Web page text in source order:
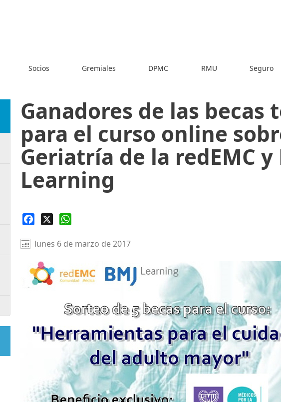
Socios Gremiales DPMC RMU Seguro
Ganadores de las becas
para el curso online
Geriatría de la redEMC y
Learning
Facebook
lunes 6 de marzo de 2017